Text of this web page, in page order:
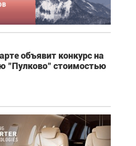
объявит конкурс на
"Пулково" стоимостью